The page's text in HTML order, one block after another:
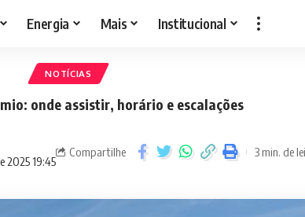
Energia Mais Institucional
NOTÍCIAS
onde assistir, horário e escalações
2025 19:45
Compartilhe 3 min. de